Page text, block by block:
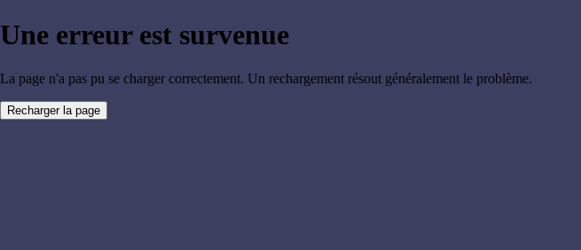
Une erreur est survenue
La page n'a pas pu se charger correctement. Un rechargement résout généralement le problème.
Recharger la page